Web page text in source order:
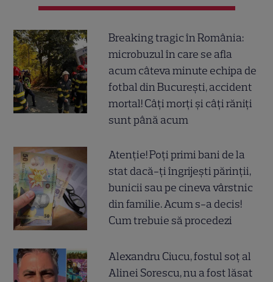
Breaking tragic în România:
microbuzul în care se afla
acum câteva minute echipa de
fotbal din București, accident
mortal! Câți morți și câți răniți
sunt până acum
Atenție! Poți primi bani de la
stat dacă-ți îngrijești părinții,
bunicii sau pe cineva vârstnic
din familie. Acum s-a decis!
Cum trebuie să procedezi
Alexandru Ciucu, fostul soț al
Alinei Sorescu, nu a fost lăsat